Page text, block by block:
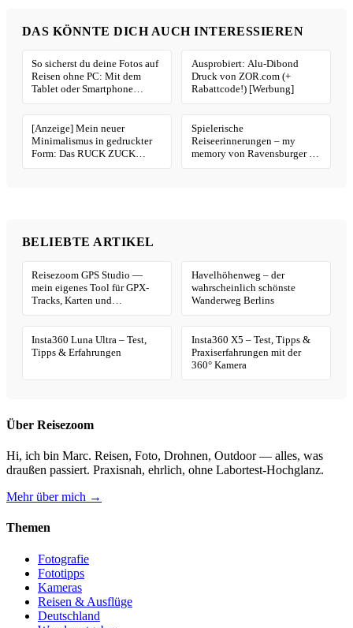
DAS KÖNNTE DICH AUCH INTERESSIEREN
So sicherst du deine Fotos auf
Reisen ohne PC: Mit dem
Tablet oder Smartphone
Ausprobiert: Alu-Dibond
Druck von ZOR.com (+
Rabattcode!) [Werbung]
[Anzeige] Mein neuer
Minimalismus in gedruckter
Form: Das RUCK ZUCK
Spielerische
Reiseerinnerungen – my
memory von Ravensburger [+
BELIEBTE ARTIKEL
Reisezoom GPS Studio —
mein eigenes Tool für GPX-
Tracks, Karten und
Havelhöhenweg – der
wahrscheinlich schönste
Wanderweg Berlins
Insta360 Luna Ultra – Test,
Tipps & Erfahrungen
Insta360 X5 – Test, Tipps &
Praxiserfahrungen mit der
360° Kamera
Über Reisezoom
Hi, ich bin Marc. Reisen, Foto, Drohnen, Outdoor — alles, was
draußen passiert. Praxisnah, ehrlich, ohne Labortest-Hochglanz.
Mehr über mich →
Themen
Fotografie
Fototipps
Kameras
Reisen & Ausflüge
Deutschland